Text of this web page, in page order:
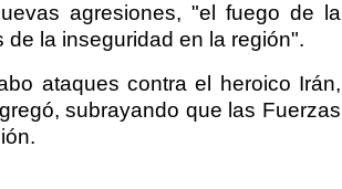
agresiones, "el fuego de la
la inseguridad en la región".
ataques contra el heroico Irán,
subrayando que las Fuerzas